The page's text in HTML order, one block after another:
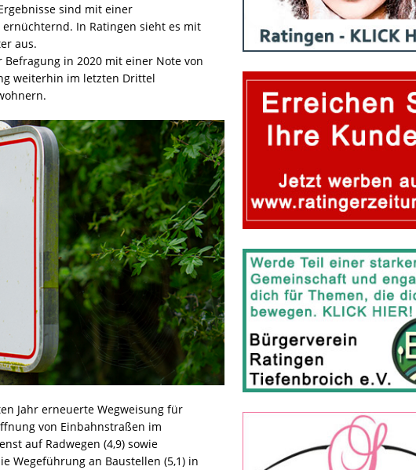
sind mit einer
In Ratingen sieht es mit
aus.
in 2020 mit einer Note von
weiterhin im letzten Drittel
Jahr erneuerte Wegweisung für
von Einbahnstraßen im
auf Radwegen (4,9) sowie
Wegeführung an Baustellen (5,1) in